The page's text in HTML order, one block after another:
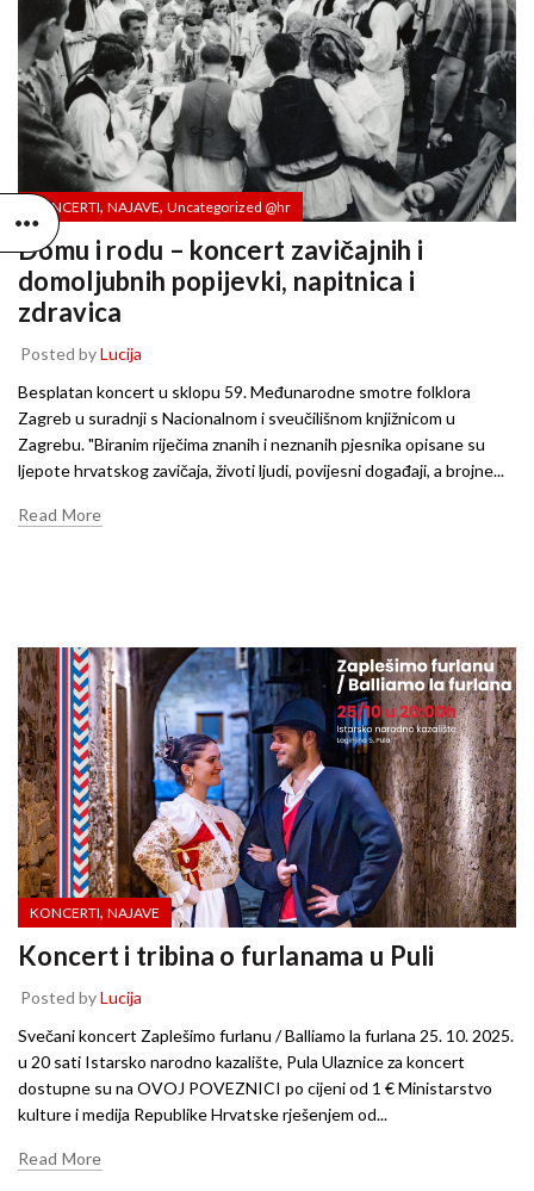
KONCERTI, NAJAVE, Uncategorized @hr
Domu i rodu – koncert zavičajnih i
domoljubnih popijevki, napitnica i
zdravica
Posted byLucija
Besplatan koncert u sklopu 59. Međunarodne smotre folklora
Zagreb u suradnji s Nacionalnom i sveučilišnom knjižnicom u
Zagrebu. "Biranim riječima znanih i neznanih pjesnika opisane su
ljepote hrvatskog zavičaja, životi ljudi, povijesni događaji, a brojne...
Read More
KONCERTI, NAJAVE
Koncert i tribina o furlanama u Puli
Posted byLucija
Svečani koncert Zaplešimo furlanu / Balliamo la furlana 25. 10. 2025.
u 20 sati Istarsko narodno kazalište, Pula Ulaznice za koncert
dostupne su na OVOJ POVEZNICI po cijeni od 1 € Ministarstvo
kulture i medija Republike Hrvatske rješenjem od...
Read More